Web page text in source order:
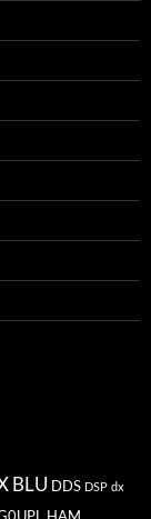
BLU DDS DSP dx